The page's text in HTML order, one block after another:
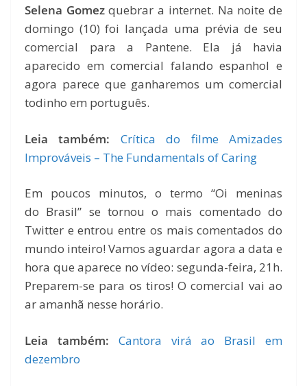
Selena Gomezquebrar a internet. Na noite de
domingo (10) foi lançada uma prévia de seu
comercial para a Pantene. Ela já havia
aparecido em comercial falando espanhol e
agora parece que ganharemos um comercial
todinho em português.
Leia também:
Crítica do filme Amizades
Improváveis – The Fundamentals of Caring
Em poucos minutos, o termo “Oi meninas
do Brasil” se tornou o mais comentado do
Twitter e entrou entre os mais comentados do
mundo inteiro! Vamos aguardar agora a data e
hora que aparece no vídeo: segunda-feira, 21h.
Preparem-se para os tiros! O comercial vai ao
ar amanhã nesse horário.
Leia também:
Cantora virá ao Brasil em
dezembro